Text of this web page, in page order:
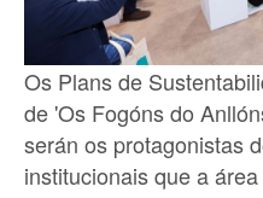
Os Plans de
de 'Os Fogóns do
serán os protagonistas
institucionais que a